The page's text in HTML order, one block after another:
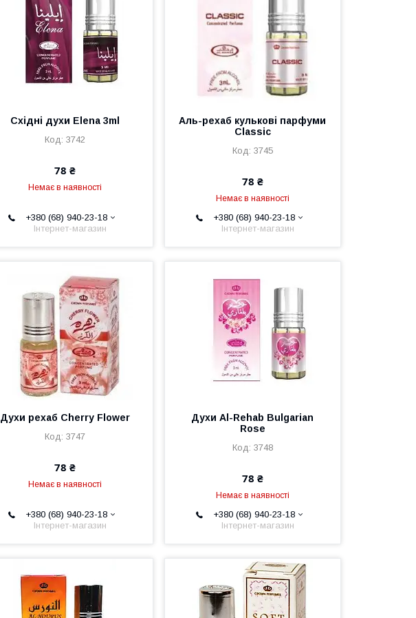
Східні духи Elena 3ml
3742
78 ₴
Немає в наявності
+380 (68) 940-23-18
Інтернет-магазин
Аль-рехаб кулькові парфуми
Classic
3745
78 ₴
Немає в наявності
+380 (68) 940-23-18
Інтернет-магазин
Духи рехаб Cherry Flower
3747
78 ₴
Немає в наявності
+380 (68) 940-23-18
Інтернет-магазин
Духи Al-Rehab Bulgarian
Rose
3748
78 ₴
Немає в наявності
+380 (68) 940-23-18
Інтернет-магазин